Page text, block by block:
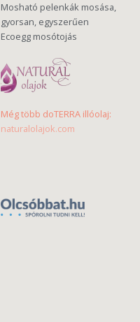
Mosható pelenkák mosása,
gyorsan, egyszerűen
Ecoegg mosótojás
Még több doTERRA illóolaj:
naturalolajok.com